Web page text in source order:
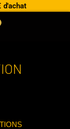
d'achat